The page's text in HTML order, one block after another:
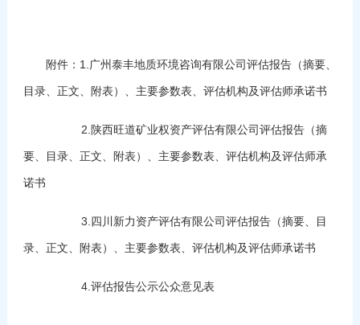
附件：1.广州泰丰地质环境咨询有限公司评估报告（摘要、
目录、正文、附表）、主要参数表、评估机构及评估师承诺书
2.陕西旺道矿业权资产评估有限公司评估报告（摘
要、目录、正文、附表）、主要参数表、评估机构及评估师承
诺书
3.四川新力资产评估有限公司评估报告（摘要、目
录、正文、附表）、主要参数表、评估机构及评估师承诺书
4.评估报告公示公众意见表